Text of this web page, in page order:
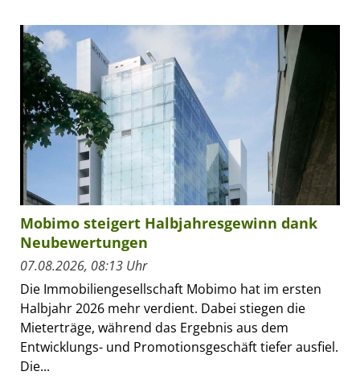
Mobimo steigert Halbjahresgewinn dank
Neubewertungen
07.08.2026, 08:13 Uhr
Die Immobiliengesellschaft Mobimo hat im ersten
Halbjahr 2026 mehr verdient. Dabei stiegen die
Mieterträge, während das Ergebnis aus dem
Entwicklungs- und Promotionsgeschäft tiefer ausfiel.
Die...